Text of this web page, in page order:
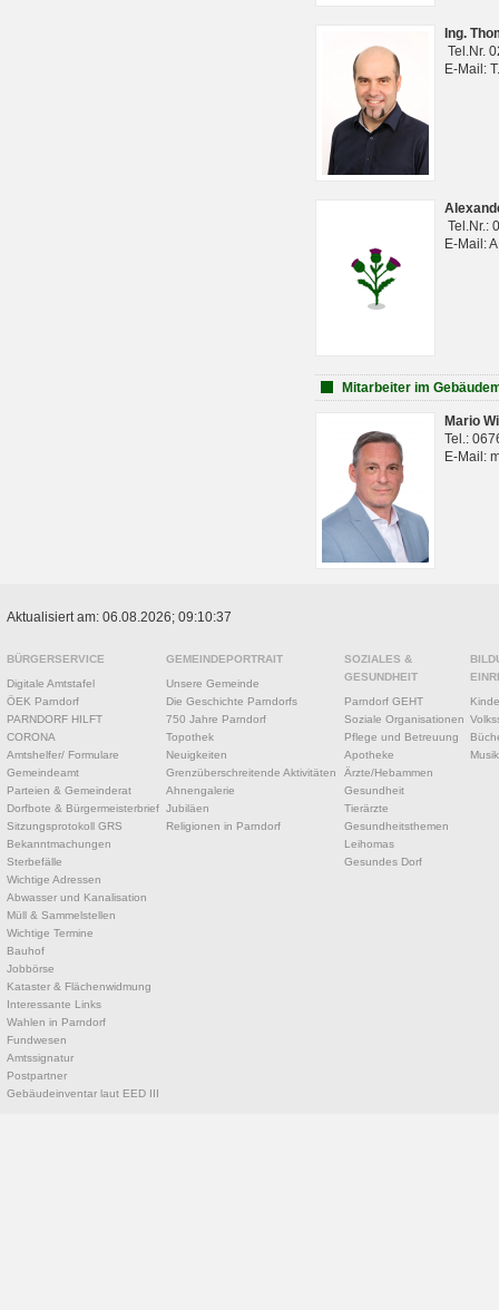
Ing.
Tel.Nr.
E-Mail:
Tel.Nr.:
E-Mail:
Mitarbeiter im
Mario
Tel.:
E-Mail:
Aktualisiert am: 06.08.2026; 09:10:37
BÜRGERSERVICE
Digitale Amtstafel
ÖEK Parndorf
PARNDORF HILFT
CORONA
Amtshelfer/ Formulare
Gemeindeamt
Parteien & Gemeinderat
Dorfbote & Bürgermeisterbrief
Sitzungsprotokoll GRS
Bekanntmachungen
Sterbefälle
Wichtige Adressen
Abwasser und Kanalisation
Müll & Sammelstellen
Wichtige Termine
Bauhof
Jobbörse
Kataster & Flächenwidmung
Interessante Links
Wahlen in Parndorf
Fundwesen
Amtssignatur
Postpartner
Gebäudeinventar laut EED III
GEMEINDEPORTRAIT
Unsere Gemeinde
Die Geschichte Parndorfs
750 Jahre Parndorf
Topothek
Neuigkeiten
Grenzüberschreitende Aktivitäten
Ahnengalerie
Jubiläen
Religionen in Parndorf
SOZIALES &
GESUNDHEIT
Parndorf GEHT
Soziale Organisationen
Pflege und Betreuung
Apotheke
Ärzte/Hebammen
Gesundheit
Tierärzte
Gesundheitsthemen
Leihomas
Gesundes Dorf